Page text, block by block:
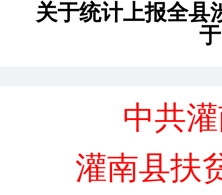
关于统计上报全县
中共
灌南县扶